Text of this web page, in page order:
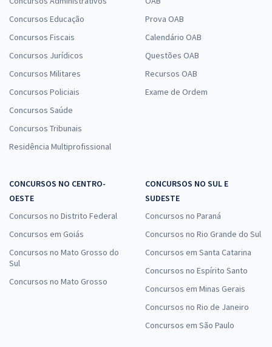
Concursos Educação
Concursos Fiscais
Concursos Jurídicos
Concursos Militares
Concursos Policiais
Concursos Saúde
Concursos Tribunais
Residência Multiprofissional
Prova OAB
Calendário OAB
Questões OAB
Recursos OAB
Exame de Ordem
CONCURSOS NO CENTRO-
OESTE
Concursos no Distrito Federal
Concursos em Goiás
Concursos no Mato Grosso do
Sul
Concursos no Mato Grosso
CONCURSOS NO SUL E
SUDESTE
Concursos no Paraná
Concursos no Rio Grande do Sul
Concursos em Santa Catarina
Concursos no Espírito Santo
Concursos em Minas Gerais
Concursos no Rio de Janeiro
Concursos em São Paulo